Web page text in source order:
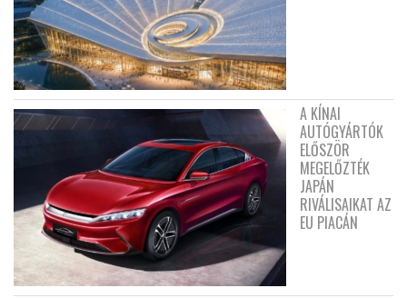
A KÍNAI
AUTÓGYÁRTÓK
ELŐSZÖR
MEGELŐZTÉK
JAPÁN
RIVÁLISAIKAT AZ
EU PIACÁN